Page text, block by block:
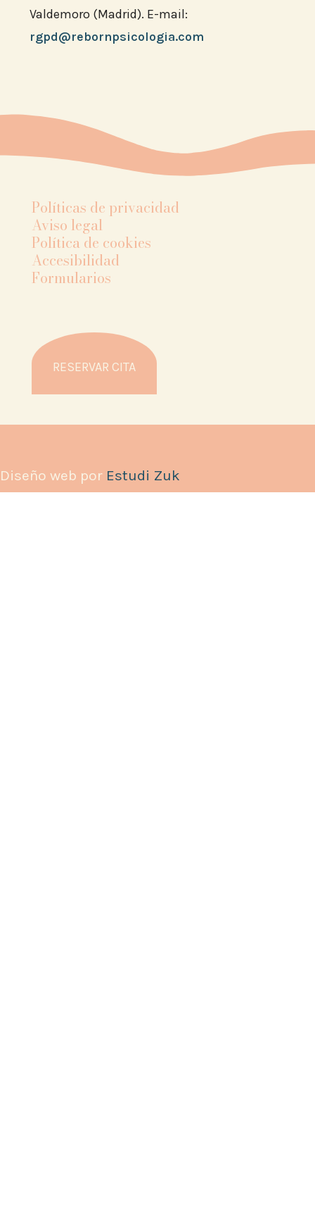
Valdemoro (Madrid). E-mail:
rgpd@rebornpsicologia.com
Políticas de privacidad
Aviso legal
Política de cookies
Accesibilidad
Formularios
RESERVAR CITA
Diseño web por Estudi Zuk